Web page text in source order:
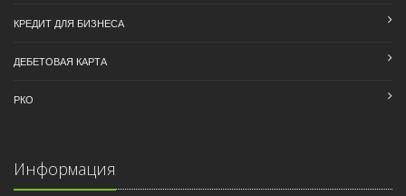
КРЕДИТ ДЛЯ БИЗНЕСА
ДЕБЕТОВАЯ КАРТА
РКО
Информация